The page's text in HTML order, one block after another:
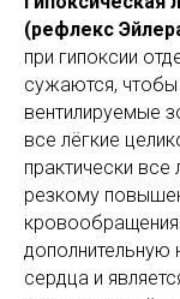
(рефлекс
при гипоксии
сужаются,
вентилируемые
все лёгкие
практически
резкому
дополнительную
сердца и